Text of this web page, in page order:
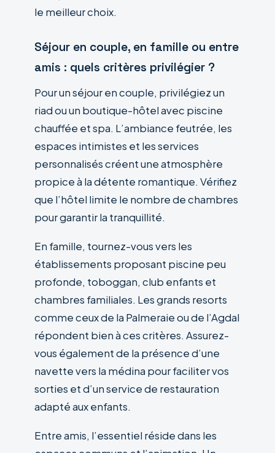
le meilleur choix.
Séjour en couple, en famille ou entre
amis : quels critères privilégier ?
Pour un séjour en couple, privilégiez un
riad ou un boutique-hôtel avec piscine
chauffée et spa. L’ambiance feutrée, les
espaces intimistes et les services
personnalisés créent une atmosphère
propice à la détente romantique. Vérifiez
que l’hôtel limite le nombre de chambres
pour garantir la tranquillité.
En famille, tournez-vous vers les
établissements proposant piscine peu
profonde, toboggan, club enfants et
chambres familiales. Les grands resorts
comme ceux de la Palmeraie ou de l’Agdal
répondent bien à ces critères. Assurez-
vous également de la présence d’une
navette vers la médina pour faciliter vos
sorties et d’un service de restauration
adapté aux enfants.
Entre amis, l’essentiel réside dans les